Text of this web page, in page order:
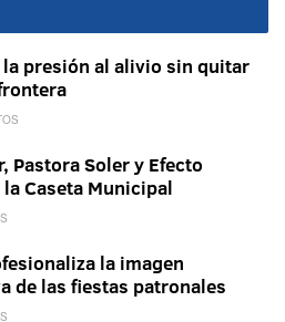
presión al alivio sin quitar
Pastora Soler y Efecto
Caseta Municipal
la imagen
de las fiestas patronales